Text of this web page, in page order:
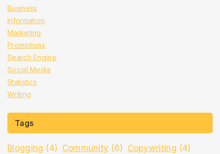
Business
Information
Marketing
Promotions
Search Engine
Social Media
Statistics
Writing
Tags
Blogging (4) Community (6) Copywriting (4)